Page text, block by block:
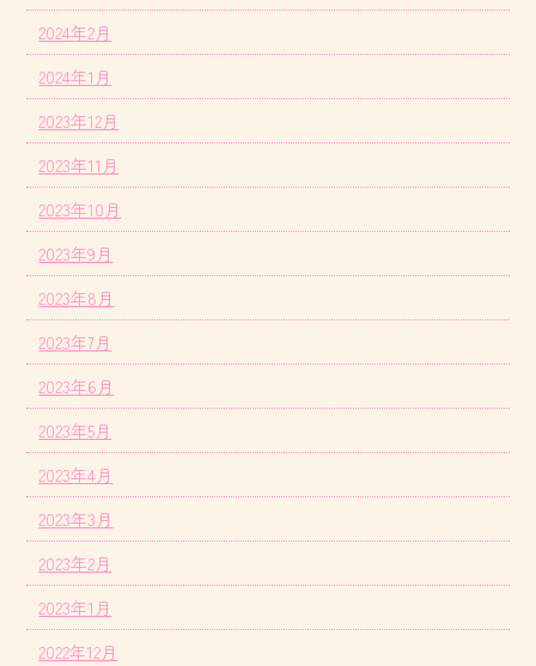
2024年2月
2024年1月
2023年12月
2023年11月
2023年10月
2023年9月
2023年8月
2023年7月
2023年6月
2023年5月
2023年4月
2023年3月
2023年2月
2023年1月
2022年12月